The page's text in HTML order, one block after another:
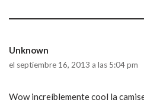
Unknown
el septiembre 16, 2013 a las 5:04 pm
Wow increíblemente cool la